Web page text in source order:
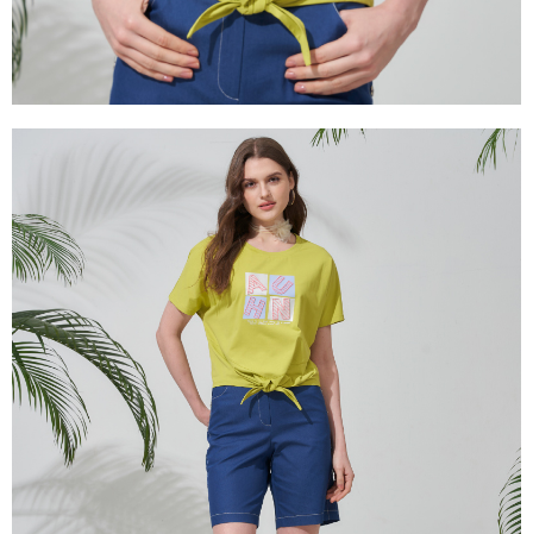
任。
４．使用「AFTEE先享後付」時，將依據個別帳號之用戶狀況，依本公司即
時審查核予不同之上限額度；若仍有額度不足之情形，本公司將視審查結果
請求用戶進行身份認證。
５．嚴禁一人註冊多個帳號或使用他人資訊註冊。若發現惡意使用之情形，